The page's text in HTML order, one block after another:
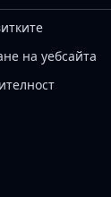
на уебсайта